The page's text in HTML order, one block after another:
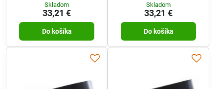
Skladom
33,21 €
Do košíka
Skladom
33,21 €
Do košíka